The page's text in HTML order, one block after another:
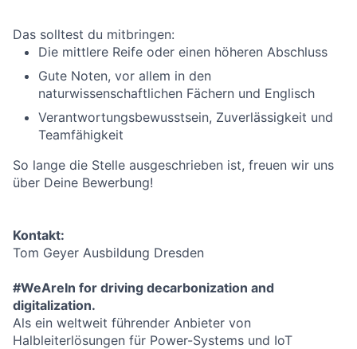
Das solltest du mitbringen:
Die mittlere Reife oder einen höheren Abschluss
Gute Noten, vor allem in den
naturwissenschaftlichen Fächern und Englisch
Verantwortungsbewusstsein, Zuverlässigkeit und
Teamfähigkeit
So lange die Stelle ausgeschrieben ist, freuen wir uns
über Deine Bewerbung!
Kontakt:
Tom Geyer Ausbildung Dresden
#WeAreIn for driving decarbonization and
digitalization.
Als ein weltweit führender Anbieter von
Halbleiterlösungen für Power-Systems und IoT